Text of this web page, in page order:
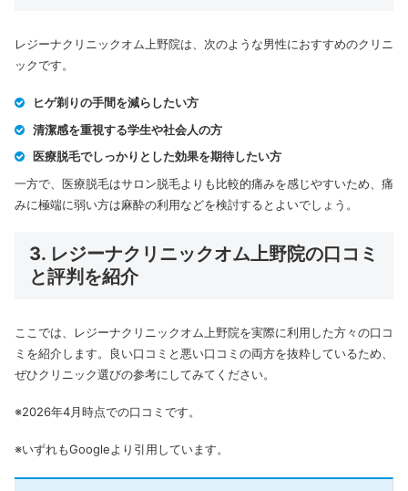
レジーナクリニックオム上野院は、次のような男性におすすめのクリニ
ックです。
ヒゲ剃りの手間を減らしたい方
清潔感を重視する学生や社会人の方
医療脱毛でしっかりとした効果を期待したい方
一方で、医療脱毛はサロン脱毛よりも比較的痛みを感じやすいため、痛
みに極端に弱い方は麻酔の利用などを検討するとよいでしょう。
3. レジーナクリニックオム上野院の口コミ
と評判を紹介
ここでは、レジーナクリニックオム上野院を実際に利用した方々の口コ
ミを紹介します。
良い口コミと悪い口コミの両方を抜粋しているため、
ぜひクリニック選びの参考にしてみてください。
※2026年4月時点での口コミです。
※いずれもGoogleより引用しています。